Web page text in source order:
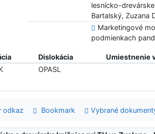
lesnícko-
Bartalský, Zuzana
Marketingové
podmienkach
Dislokácia Umiestnenie
OPASL
odkaz Bookmark Vybrané